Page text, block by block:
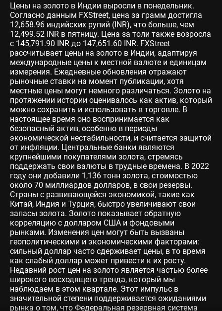
Цены на золото в Индии выросли в понедельник.
Согласно данным FXStreet, цена за грамм достигла
12,658.96 индийских рупий (INR), что больше, чем
12,499.52 INR в пятницу. Цена за толи также возросла
с 145,791.90 INR до 147,651.60 INR. FXStreet
рассчитывает цены на золото в Индии, адаптируя
международные цены к местной валюте и единицам
измерения. Ежедневные обновления отражают
рыночные ставки на момент публикации, хотя
местные цены могут немного различаться. Золото на
протяжении истории оценивалось как актив, который
можно сохранить и использовать в торговле. В
настоящее время оно воспринимается как
безопасный актив, особенно в периоды
экономической нестабильности, и считается защитой
от инфляции. Центральные банки являются
крупнейшими покупателями золота, стремясь
поддержать свои валюты в трудные времена. В 2022
году они добавили 1,136 тонн золота, стоимостью
около 70 миллиардов долларов, в свои резервы.
Страны с развивающейся экономикой, такие как
Китай, Индия и Турция, быстро увеличивают свои
запасы золота. Золото показывает обратную
корреляцию с долларом США и фондовыми
рынками. Изменения цен могут быть вызваны
геополитическими и экономическими факторами:
сильный доллар часто сдерживает цены, в то время
как слабый доллар может привести к их росту.
Недавний рост цен на золото является частью более
широкого восходящего тренда, который мы
наблюдаем в этом квартале. Этот импульс в
значительной степени поддерживается ожиданиями
рынка о том, что Федеральная резервная система